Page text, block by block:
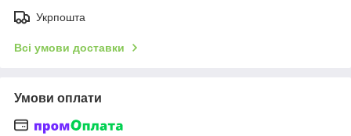
Укрпошта
Всі умови доставки
Умови оплати